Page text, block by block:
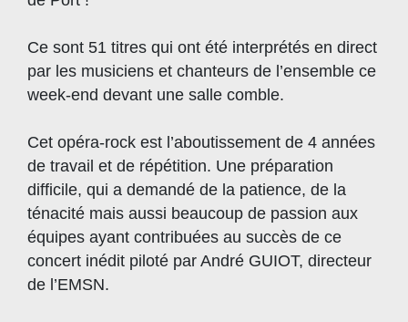
Ce sont 51 titres qui ont été interprétés en direct
par les musiciens et chanteurs de l’ensemble ce
week-end devant une salle comble.
Cet opéra-rock est l’aboutissement de 4 années
de travail et de répétition. Une préparation
difficile, qui a demandé de la patience, de la
ténacité mais aussi beaucoup de passion aux
équipes ayant contribuées au succès de ce
concert inédit piloté par André GUIOT, directeur
de l’EMSN.